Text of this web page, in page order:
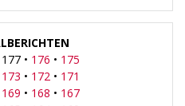
• 176 • 175
173 • 172• 171
169 • 168 • 167